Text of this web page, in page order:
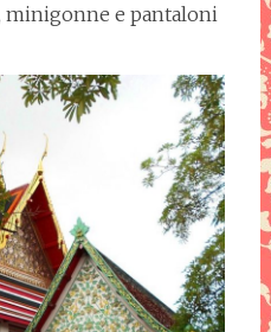
minigonne e pantaloni